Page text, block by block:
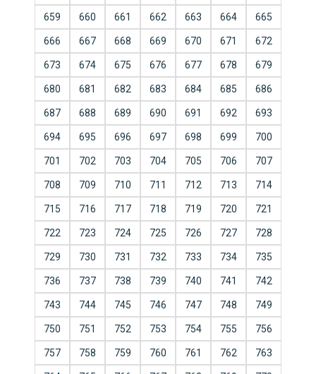
659 660 661 662 663 664 665
666 667 668 669 670 671 672
673 674 675 676 677 678 679
680 681 682 683 684 685 686
687 688 689 690 691 692 693
694 695 696 697 698 699 700
701 702 703 704 705 706 707
708 709 710 711 712 713 714
715 716 717 718 719 720 721
722 723 724 725 726 727 728
729 730 731 732 733 734 735
736 737 738 739 740 741 742
743 744 745 746 747 748 749
750 751 752 753 754 755 756
757 758 759 760 761 762 763